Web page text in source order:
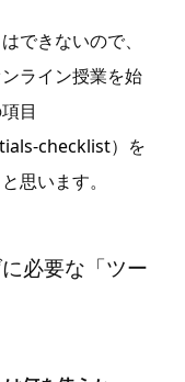
できないので、
ライン授業を始
目
checklist）を
思います。
必要な「ツー